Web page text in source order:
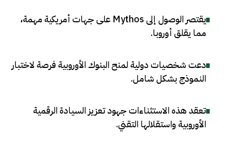
يقتصر الوصول إلى Mythos على جهات أمريكية مهمة،
مما يقلق أوروبا.
دعت شخصيات دولية لمنح البنوك الأوروبية فرصة لاختبار
النموذج بشكل شامل.
تعقد هذه الاستثناءات جهود تعزيز السيادة الرقمية
الأوروبية واستقلالها التقني.